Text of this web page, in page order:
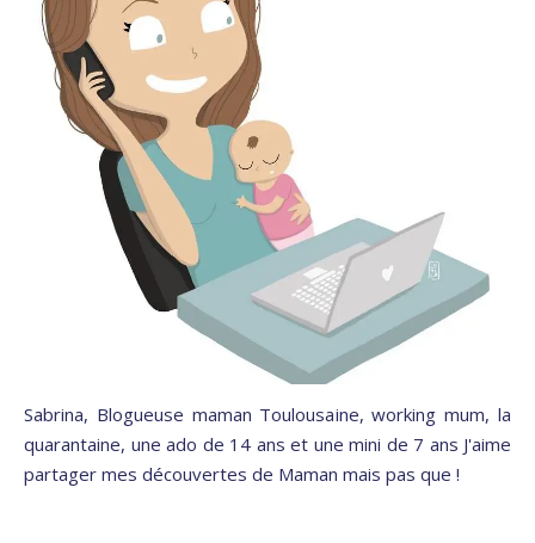
Sabrina, Blogueuse maman Toulousaine, working mum, la
quarantaine, une ado de 14 ans et une mini de 7 ans J'aime
partager mes découvertes de Maman mais pas que !